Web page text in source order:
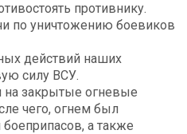
противнику.
по уничтожению боевиков
действий наших
силу ВСУ.
закрытые огневые
чего, огнем был
а также